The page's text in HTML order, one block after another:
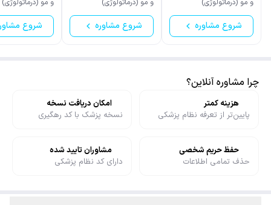
و مو (درماتولوژی)
شروع مشاوره
و مو (درماتولوژی)
شروع مشاوره
و مو (درماتولوژی)
شروع
چرا مشاوره آنلاین؟
هزینه کمتر
پایین‌تر از تعرفه نظام پزشکی
امکان دریافت نسخه
نسخه پزشک با کد رهگیری
حفظ حریم شخصی
حذف تمامی اطلاعات
مشاوران تایید شده
دارای کد نظام پزشکی